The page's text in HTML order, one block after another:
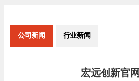
公司新闻 行业新闻
宏远创新官网